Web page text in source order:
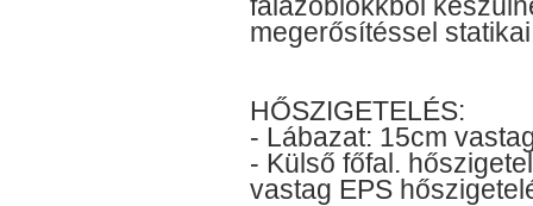
megerősítéssel
HŐSZIGETELÉS:
- Lábazat: 15cm
- Külső főfal.
vastag EPS